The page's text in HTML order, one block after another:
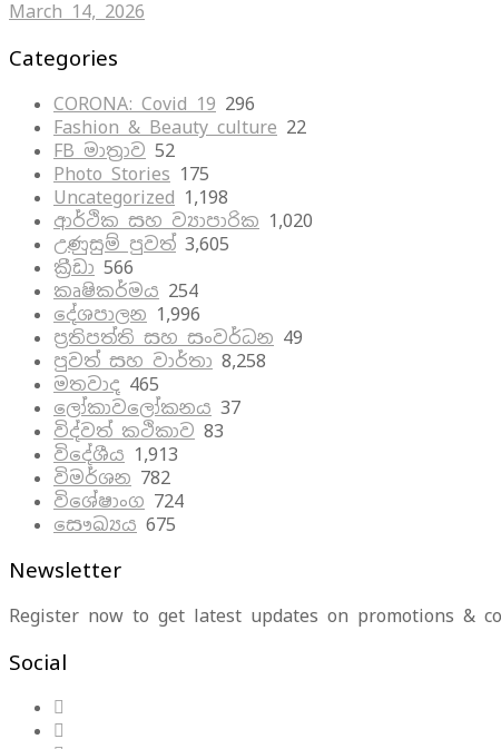
March 14, 2026
Categories
CORONA: Covid 19 296
Fashion & Beauty culture 22
FB මාත්‍රාව 52
Photo Stories 175
Uncategorized 1,198
ආර්ථික සහ ව්‍යාපාරික 1,020
උණුසුම් පුවත් 3,605
ක්‍රීඩා 566
කෘෂිකර්මය 254
දේශපාලන 1,996
ප්‍රතිපත්ති සහ සංවර්ධන 49
පුවත් සහ වාර්තා 8,258
මතවාද 465
ලෝකාවලෝකනය 37
විද්වත් කථිකාව 83
විදේශීය 1,913
විමර්ශන 782
විශේෂාංග 724
සෞඛ්‍යය 675
Newsletter
Register now to get latest updates on promotions &
Social